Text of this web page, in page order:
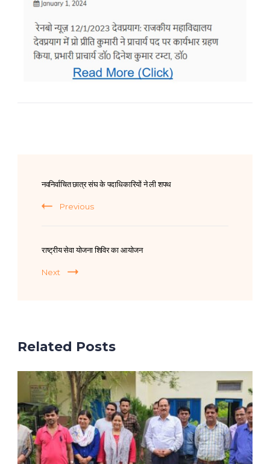
नवनिर्वाचित छात्र संघ के पदाधिकारियों ने ली शपथ
Previous
राष्ट्रीय सेवा योजना शिविर का आयोजन
Next
Related Posts